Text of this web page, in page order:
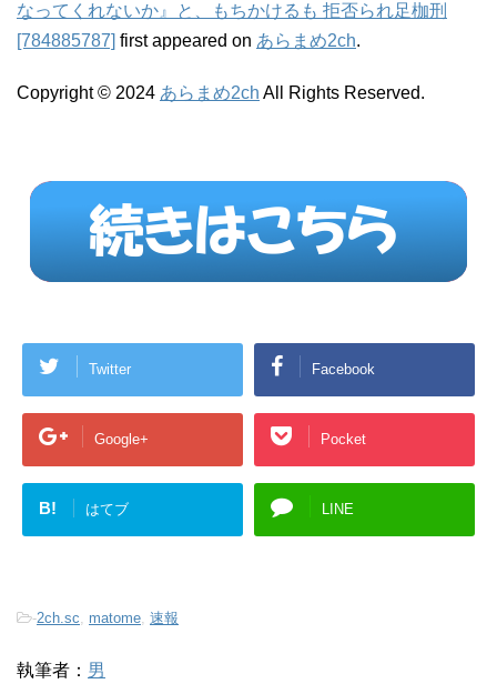
なってくれないか』と、もちかけるも 拒否られ足枷刑
[784885787] first appeared on あらまめ2ch.
Copyright © 2024 あらまめ2ch All Rights Reserved.
Twitter Facebook
Google+ Pocket
B! はてブ LINE
-2ch.sc matome 速報
執筆者： 男